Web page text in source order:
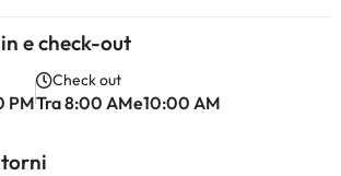
e check-out
PM
Check out
Tra 8:00 AMe10:00 AM